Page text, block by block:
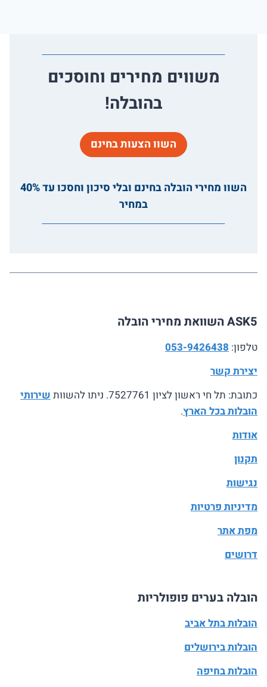
משווים מחירים וחוסכים
בהובלה!
השוו הצעות בחינם
השוו מחירי הובלה בחינם ובלי סיכון וחסכו עד 40%
במחיר
ASK5 השוואת מחירי הובלה
טלפון: 053-9426438
יצירת קשר
כתובת: תל חי ראשון לציון 7527761. ניתו להשוות
שירותי
הובלות בכל הארץ.
אודות
תקנון
נגישות
מדיניות פרטיות
מפת אתר
דרושים
הובלה בערים פופולריות
הובלות בתל אביב
הובלות בירושלים
הובלות בחיפה